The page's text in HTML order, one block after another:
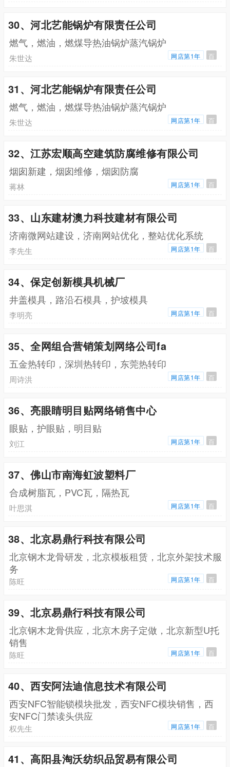
30、河北艺能锅炉有限责任公司
燃气，燃油，燃煤导热油锅炉蒸汽锅炉
朱世达 网店第1年 百
31、河北艺能锅炉有限责任公司
燃气，燃油，燃煤导热油锅炉蒸汽锅炉
朱世达 网店第1年 百
32、江苏宏顺高空建筑防腐维修有限公司
烟囱新建，烟囱维修，烟囱防腐
蒋林 网店第1年 百
33、山东建材澳力科技建材有限公司
济南微网站建设，济南网站优化，整站优化系统
李先生 网店第1年 百
34、保定创新模具机械厂
井盖模具，路沿石模具，护坡模具
李明亮 网店第1年 百
35、全网组合营销策划网络公司fa
五金热转印，深圳热转印，东莞热转印
周诗洪 网店第1年 百
36、亮眼睛明目贴网络销售中心
眼贴，护眼贴，明目贴
刘江 网店第1年 百
37、佛山市南海虹波塑料厂
合成树脂瓦，PVC瓦，隔热瓦
叶思淇 网店第1年 百
38、北京易鼎行科技有限公司
北京钢木龙骨研发，北京模板租赁，北京外架技术服
务
陈旺 网店第1年 百
39、北京易鼎行科技有限公司
北京钢木龙骨供应，北京木房子定做，北京新型U托
销售
陈旺 网店第1年 百
40、西安阿法迪信息技术有限公司
西安NFC智能锁模块批发，西安NFC模块销售，西
安NFC门禁读头供应
权先生 网店第1年 百
41、高阳县淘沃纺织品贸易有限公司